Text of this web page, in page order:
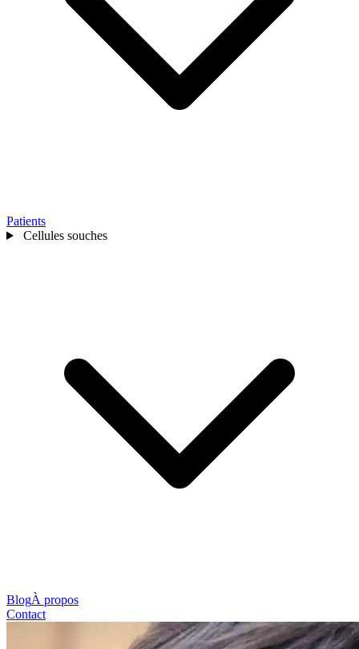
Patients
Cellules souches
BlogÀ propos
Contact